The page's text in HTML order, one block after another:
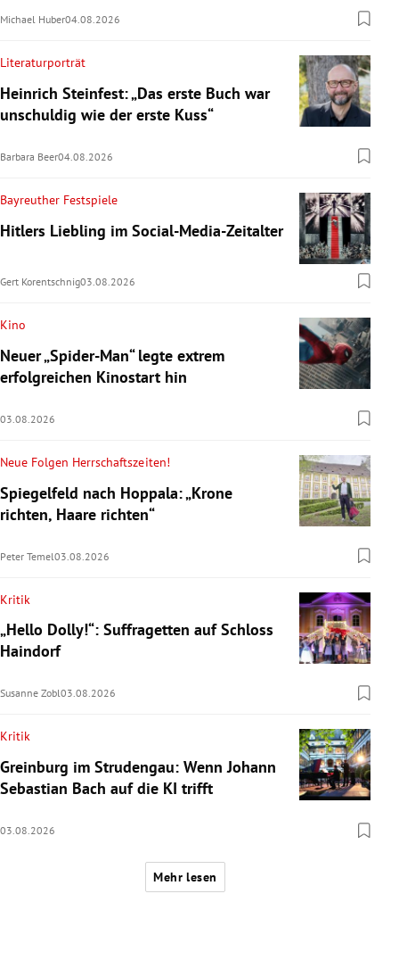
Michael Huber04.08.2026
Literaturporträt
Heinrich Steinfest: „Das erste Buch war
unschuldig wie der erste Kuss“
Barbara Beer04.08.2026
Bayreuther Festspiele
Hitlers Liebling im Social-Media-Zeitalter
Gert Korentschnig03.08.2026
Kino
Neuer „Spider-Man“ legte extrem
erfolgreichen Kinostart hin
03.08.2026
Neue Folgen Herrschaftszeiten!
Spiegelfeld nach Hoppala: „Krone
richten, Haare richten“
Peter Temel03.08.2026
Kritik
„Hello Dolly!“: Suffragetten auf Schloss
Haindorf
Susanne Zobl03.08.2026
Kritik
Greinburg im Strudengau: Wenn Johann
Sebastian Bach auf die KI trifft
03.08.2026
Mehr lesen